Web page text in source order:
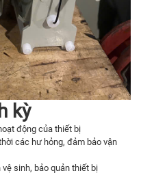
kỳ
động của thiết bị
các hư hỏng, đảm bảo vận
sinh, bảo quản thiết bị